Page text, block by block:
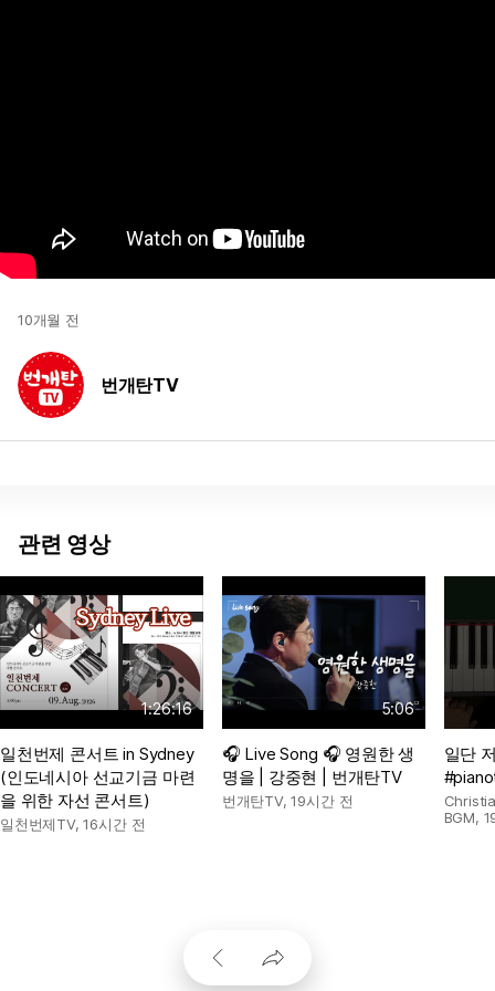
10개월 전
번개탄TV
관련 영상
1:26:16
일천번제 콘서트 in Sydney
(인도네시아 선교기금 마련
을 위한 자선 콘서트)
일천번제TV,16시간 전
5:06
🎧 Live Song 🎧 영원한 생
명을 | 강중현 | 번개탄TV
번개탄TV,19시간 전
일단
BGM,